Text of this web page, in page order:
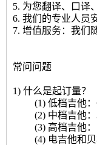
5. 为您翻译、口译
6. 我们的专业人员
7. 增值服务：我们
常问问题
1) 什么是起订量？
(1) 低档吉他：
(2) 中档吉他：
(3) 高档吉他：
(4) 电吉他和贝